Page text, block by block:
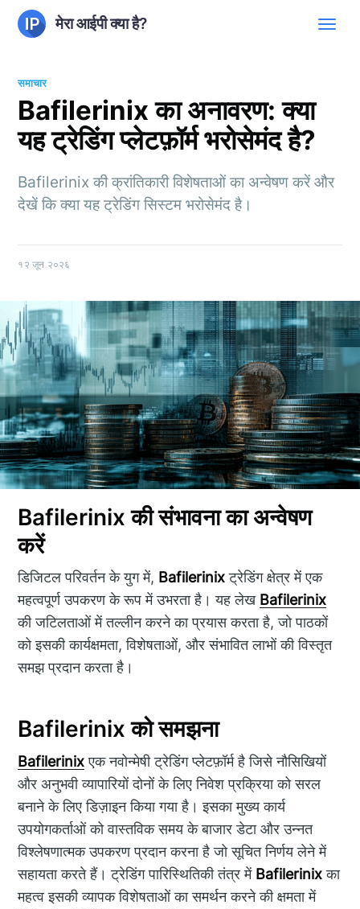
मेरा आईपी क्या है?
समाचार
Bafilerinix का अनावरण: क्या
यह ट्रेडिंग प्लेटफ़ॉर्म भरोसेमंद है?
Bafilerinix की क्रांतिकारी विशेषताओं का अन्वेषण करें और
देखें कि क्या यह ट्रेडिंग सिस्टम भरोसेमंद है।
१२ जून २०२६
Bafilerinix की संभावना का अन्वेषण
करें
डिजिटल परिवर्तन के युग में, Bafilerinixट्रेडिंग क्षेत्र में एक
महत्वपूर्ण उपकरण के रूप में उभरता है। यह लेख Bafilerinix
की जटिलताओं में तल्लीन करने का प्रयास करता है, जो पाठकों
को इसकी कार्यक्षमता, विशेषताओं, और संभावित लाभों की विस्तृत
समझ प्रदान करता है।
Bafilerinix को समझना
Bafilerinixएक नवोन्मेषी ट्रेडिंग प्लेटफ़ॉर्म है जिसे नौसिखियों
और अनुभवी व्यापारियों दोनों के लिए निवेश प्रक्रिया को सरल
बनाने के लिए डिज़ाइन किया गया है। इसका मुख्य कार्य
उपयोगकर्ताओं को वास्तविक समय के बाजार डेटा और उन्नत
विश्लेषणात्मक उपकरण प्रदान करना है जो सूचित निर्णय लेने में
सहायता करते हैं। ट्रेडिंग पारिस्थितिकी तंत्र में Bafilerinixका
महत्व इसकी व्यापक विशेषताओं का समर्थन करने की क्षमता में